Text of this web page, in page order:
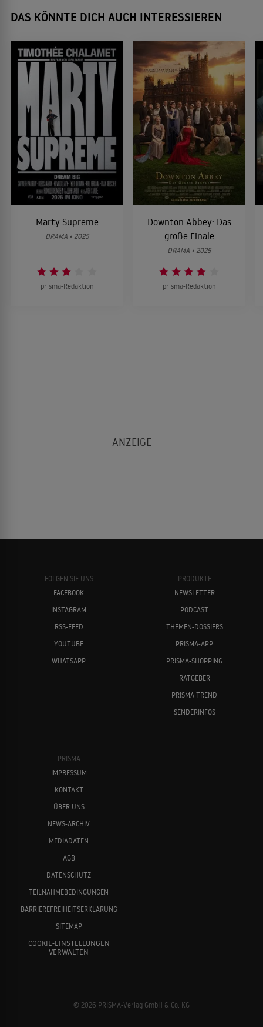
DAS KÖNNTE DICH AUCH INTERESSIEREN
Marty Supreme
DRAMA • 2025
prisma-Redaktion
Downton Abbey: Das
große Finale
DRAMA • 2025
prisma-Redaktion
FOLGEN SIE UNS
FACEBOOK
INSTAGRAM
RSS-FEED
YOUTUBE
WHATSAPP
PRODUKTE
NEWSLETTER
PODCAST
THEMEN-DOSSIERS
PRISMA-APP
PRISMA-SHOPPING
RATGEBER
PRISMA TREND
SENDERINFOS
PRISMA
IMPRESSUM
KONTAKT
ÜBER UNS
NEWS-ARCHIV
MEDIADATEN
AGB
DATENSCHUTZ
TEILNAHMEBEDINGUNGEN
BARRIEREFREIHEITSERKLÄRUNG
SITEMAP
COOKIE-EINSTELLUNGEN
VERWALTEN
© 2026 PRISMA-Verlag GmbH & Co. KG